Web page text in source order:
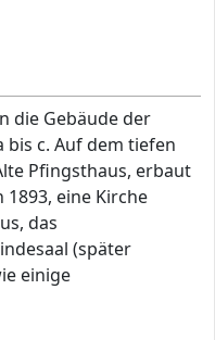
die Gebäude der
bis c. Auf dem tiefen
Pfingsthaus, erbaut
1893, eine Kirche
das
(später
einige